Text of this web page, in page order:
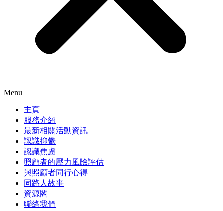
Menu
主頁
服務介紹
最新相關活動資訊
認識抑鬱
認識焦慮
照顧者的壓力風險評估
與照顧者同行心得
同路人故事
資源閣
聯絡我們